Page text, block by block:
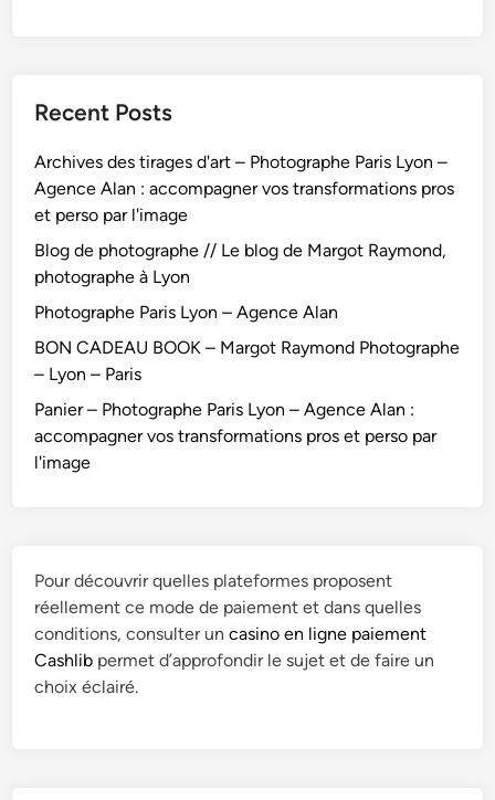
Recent Posts
Archives des tirages d'art – Photographe Paris Lyon –
Agence Alan : accompagner vos transformations pros
et perso par l'image
Blog de photographe // Le blog de Margot Raymond,
photographe à Lyon
Photographe Paris Lyon – Agence Alan
BON CADEAU BOOK – Margot Raymond Photographe
– Lyon – Paris
Panier – Photographe Paris Lyon – Agence Alan :
accompagner vos transformations pros et perso par
l'image
Pour découvrir quelles plateformes proposent
réellement ce mode de paiement et dans quelles
conditions, consulter uncasino en ligne paiement
Cashlib permet d’approfondir le sujet et de faire un
choix éclairé.